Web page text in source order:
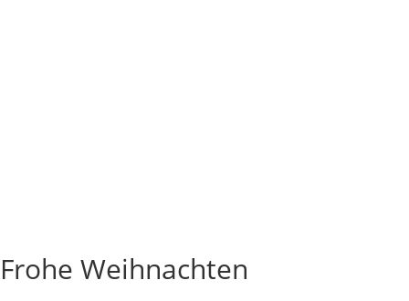
Frohe Weih­nachten